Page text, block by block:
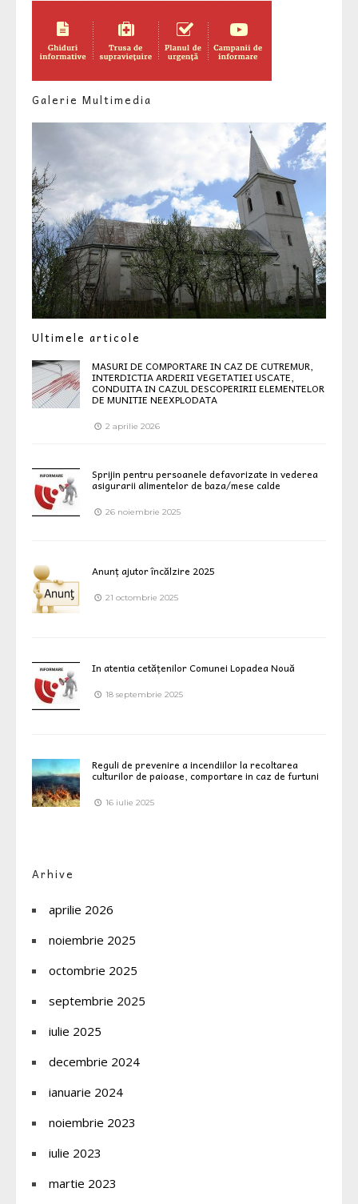
Galerie Multimedia
Ultimele articole
MASURI DE COMPORTARE IN CAZ DE CUTREMUR,
INTERDICTIA ARDERII VEGETATIEI USCATE,
CONDUITA IN CAZUL DESCOPERIRII ELEMENTELOR
DE MUNITIE NEEXPLODATA
2 aprilie 2026
Sprijin pentru persoanele defavorizate in vederea
asigurarii alimentelor de baza/mese calde
26 noiembrie 2025
Anunț ajutor încălzire 2025
21 octombrie 2025
In atentia cetățenilor Comunei Lopadea Nouă
18 septembrie 2025
Reguli de prevenire a incendiilor la recoltarea
culturilor de paioase, comportare in caz de furtuni
16 iulie 2025
Arhive
aprilie 2026
noiembrie 2025
octombrie 2025
septembrie 2025
iulie 2025
decembrie 2024
ianuarie 2024
noiembrie 2023
iulie 2023
martie 2023